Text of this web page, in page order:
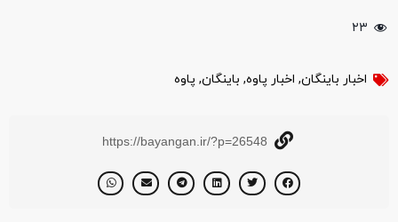
۲۳
اخبار باینگان, اخبار پاوه, باینگان, پاوه
https://bayangan.ir/?p=26548